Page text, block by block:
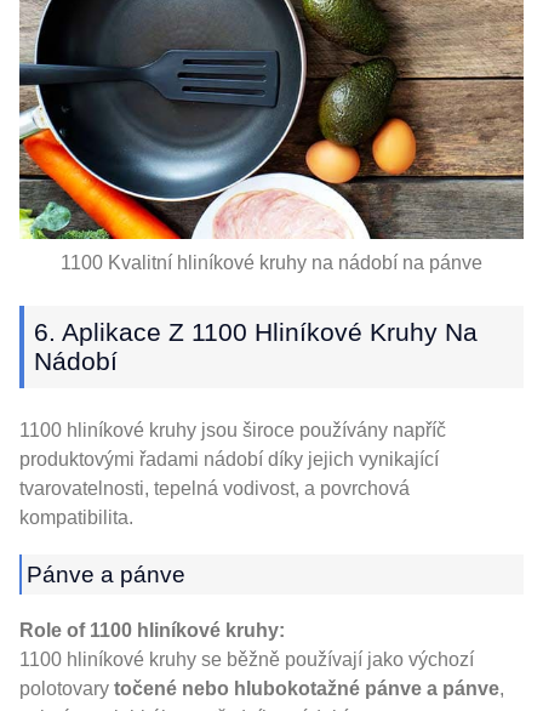
1100 Kvalitní hliníkové kruhy na nádobí na pánve
6. Aplikace Z 1100 Hliníkové Kruhy Na
Nádobí
1100 hliníkové kruhy jsou široce používány napříč
produktovými řadami nádobí díky jejich vynikající
tvarovatelnosti, tepelná vodivost, a povrchová
kompatibilita.
Pánve a pánve
Role of 1100 hliníkové kruhy:
1100 hliníkové kruhy se běžně používají jako výchozí
polotovary točené nebo hlubokotažné pánve a pánve,